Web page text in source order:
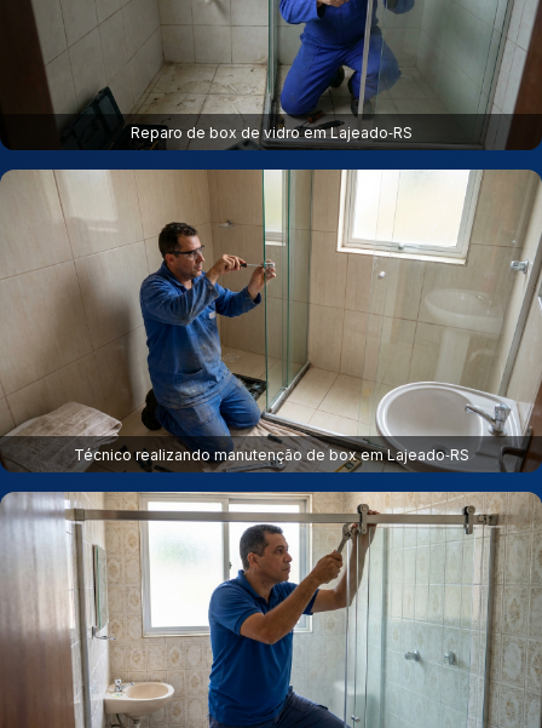
Reparo de box de vidro em Lajeado‑RS
Técnico realizando manutenção de box em Lajeado‑RS